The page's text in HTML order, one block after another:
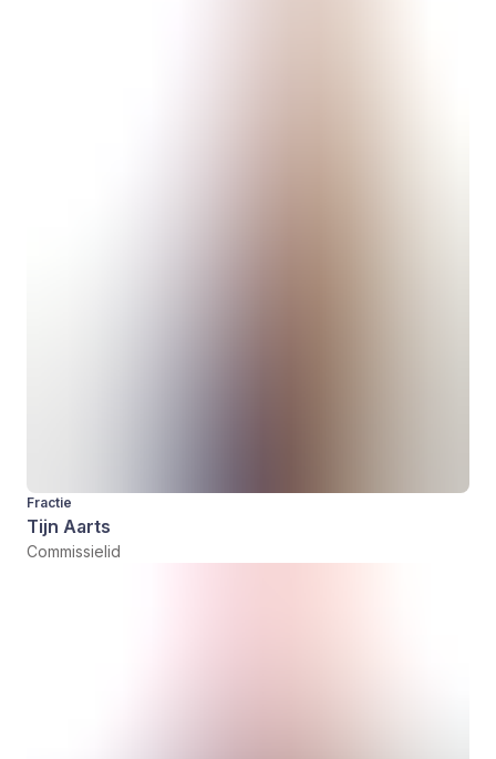
Fractie
Tijn Aarts
Commissielid